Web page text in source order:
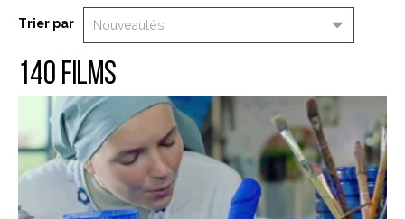
Trier par
140 films